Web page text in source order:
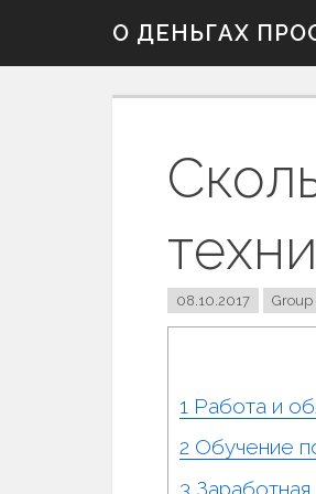
content
О ДЕНЬГАХ
08.10.2017 Group
1 Работа и
2 Обучение
3 Заработная